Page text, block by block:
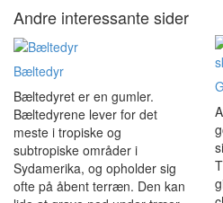
Andre interessante sider
Bæltedyr
Bæltedyret er en gumler.
Bæltedyrene lever for det
meste i tropiske og
subtropiske områder i
Sydamerika, og opholder sig
ofte på åbent terræn. Den kan